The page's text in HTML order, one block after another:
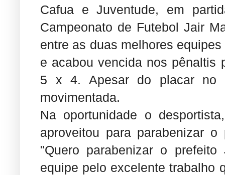
Cafua e Juventude, em
Campeonato de Futebol Jair
entre as duas melhores
e acabou vencida nos pênaltis
5 x 4. Apesar do placar no
movimentada.
Na oportunidade o
aproveitou para parabenizar
"Quero parabenizar o
equipe pelo excelente trabalho